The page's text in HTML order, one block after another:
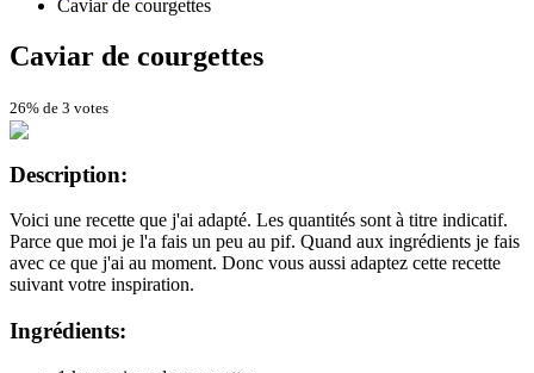
Caviar de courgettes
Caviar de courgettes
26% de 3 votes
Description:
Voici une recette que j'ai adapté. Les quantités sont à titre indicatif.
Parce que moi je l'a fais un peu au pif. Quand aux ingrédients je fais
avec ce que j'ai au moment. Donc vous aussi adaptez cette recette
suivant votre inspiration.
Ingrédients: